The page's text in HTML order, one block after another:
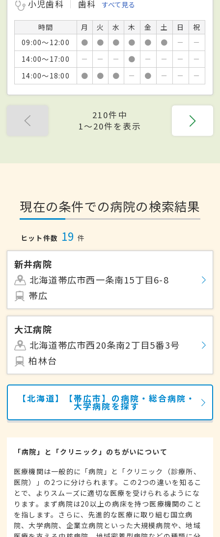
小児歯科 歯科 すべて見る
時間 月 火 水 木 金 土 日
祝
09:00～12:00
● ● ● ● ● ● －
－
14:00～17:00
－ － － ● － － －
－
14:00～18:00
● ● ● － ● － － －
210件中
1〜20件を表示
現在の条件での病院の検索結果
ヒット件数 19 件
新井病院
北海道帯広市西一条南15丁目6-8
帯広
大江病院
北海道帯広市西20条南2丁目5番3号
柏林台
【北海道】【帯広市】の病院・総合病院・
大学病院を探す
「病院」と「クリニック」のちがいについて
医療機関は一般的に「病院」と「クリニック（診療所、
医院）」の2つに分けられます。この2つの違いを知るこ
とで、よりスムーズに適切な医療を受けられるようにな
ります。まず病院は20以上の病床を持つ医療機関のこと
を指します。さらに、先進的な医療に取り組む国立病
院、大学病院、企業立病院といった大規模病院や、地域